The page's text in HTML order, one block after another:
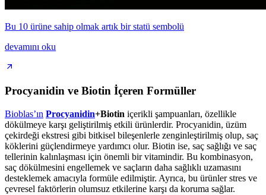
Bu 10 ürüne sahip olmak artık bir statü sembolü
devamını oku
Procyanidin ve Biotin İçeren Formüller
Bioblas’ın Procyanidin+Biotin içerikli şampuanları, özellikle
dökülmeye karşı geliştirilmiş etkili ürünlerdir. Procyanidin, üzüm
çekirdeği ekstresi gibi bitkisel bileşenlerle zenginleştirilmiş olup, saç
köklerini güçlendirmeye yardımcı olur. Biotin ise, saç sağlığı ve saç
tellerinin kalınlaşması için önemli bir vitamindir. Bu kombinasyon,
saç dökülmesini engellemek ve saçların daha sağlıklı uzamasını
desteklemek amacıyla formüle edilmiştir. Ayrıca, bu ürünler stres ve
çevresel faktörlerin olumsuz etkilerine karşı da koruma sağlar.